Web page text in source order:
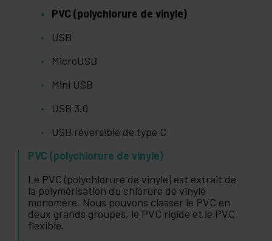
PVC (polychlorure de vinyle)
USB
MicroUSB
Mini USB
USB 3.0
USB réversible de type C
PVC (polychlorure de vinyle)
Le PVC (polychlorure de vinyle) est extrait de
la polymérisation du chlorure de vinyle
monomère. Nous pouvons classer le PVC en
deux grands groupes, le PVC rigide et le PVC
flexible.